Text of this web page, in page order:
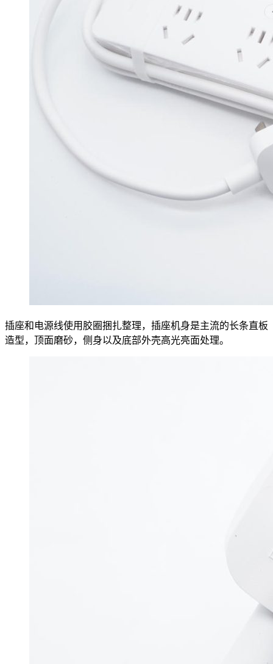
插座和电源线使用胶圈捆扎整理，插座机身是主流的长条直板
造型，顶面磨砂，侧身以及底部外壳高光亮面处理。